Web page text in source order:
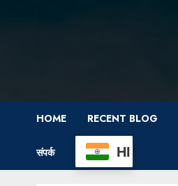
HOME RECENT BLOG
संपर्क HI